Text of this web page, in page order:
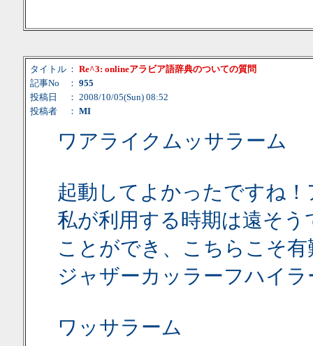
タイトル ： Re^3: onlineアラビア語辞典のついての質問
記事No
： 955
投稿日
： 2008/10/05(Sun) 08:52
投稿者
： MI
ワアライクムッサラーム
起動してよかったですね
私が利用する時期は遠そ
ことができ、こちらこそ
ジャザーカッラーフハイラ
ワッサラーム